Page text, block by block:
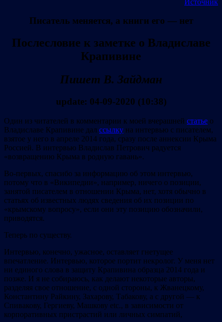
Писатель меняется, а книги его — нет
Послесловие к заметке о Владиславе
Крапивине
Пишет В. Зайдман
update: 04-09-2020 (10:38)
Один из читателей в комментарии к моей вчерашней статье о
Владиславе Крапивине дал ссылку на интервью с писателем,
взятое у него в апреле 2014 года, сразу после аннексии Крыма
Россией. В интервью Владислав Петрович радуется
«возвращению Крыма в родную гавань».
Во-первых, спасибо за информацию об этом интервью,
потому что в «Википедии», например, ничего о позиции,
занятой писателем в отношении Крыма, нет, хотя обычно в
статьях об известных людях сведения об их позиции по
«крымскому вопросу», если они эту позицию обозначили,
приводятся.
Теперь по существу.
Интервью, конечно, ужасное, оставляет гнетущее
впечатление. Интервью, которое портит некролог. У меня нет
ни единого слова в защиту Крапивина образца 2014 года и
позже. И я не собираюсь, как делают некоторые авторы,
разделяя свое отношение, с одной стороны, к Жванецкому,
Константину Райкину, Захарову, Табакову, а с другой — к
Спивакову, Гергиеву, Машкову etc., в зависимости от
корпоративных пристрастий или личных симпатий,